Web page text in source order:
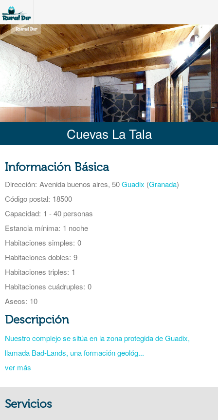
Cuevas La Tala
Información Básica
Dirección: Avenida buenos aires, 50Guadix (Granada)
Código postal: 18500
Capacidad: 1 - 40 personas
Estancia mínima: 1 noche
Habitaciones simples: 0
Habitaciones dobles: 9
Habitaciones triples: 1
Habitaciones cuádruples: 0
Aseos: 10
Descripción
Nuestro complejo se sitúa en la zona protegida de Guadix,
llamada Bad-Lands, una formación geológ...
ver más
Servicios